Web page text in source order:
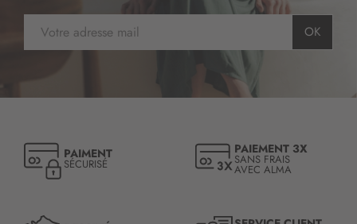
s
o
OK
PAIMENT
SÉCURISÉ
PAIEMENT 3X
SANS FRAIS
AVEC ALMA